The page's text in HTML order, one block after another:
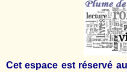
Cet espace est réservé